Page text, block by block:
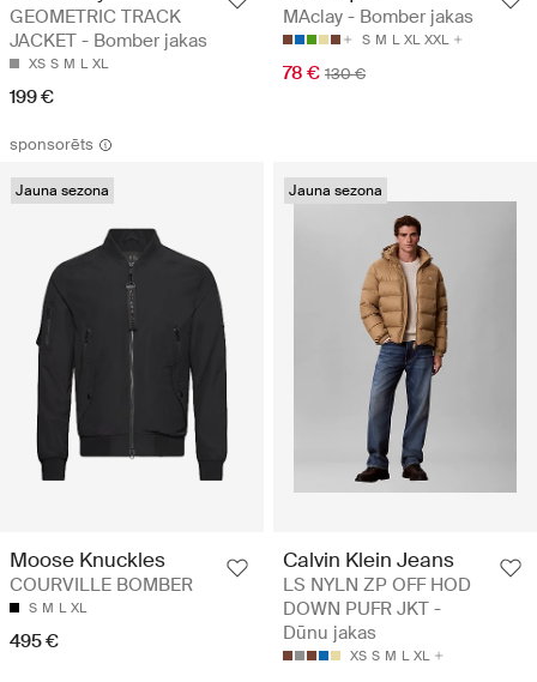
GEOMETRIC TRACK
JACKET - Bomber jakas
XS S M L XL
199 €
MAclay - Bomber jakas
S M L XL XXL
78 € 130 €
sponsorēts
Jauna sezona
Moose Knuckles
COURVILLE BOMBER
S M L XL
495 €
Jauna sezona
Calvin Klein Jeans
LS NYLN ZP OFF HOD
DOWN PUFR JKT -
Dūnu jakas
XS S M L XL